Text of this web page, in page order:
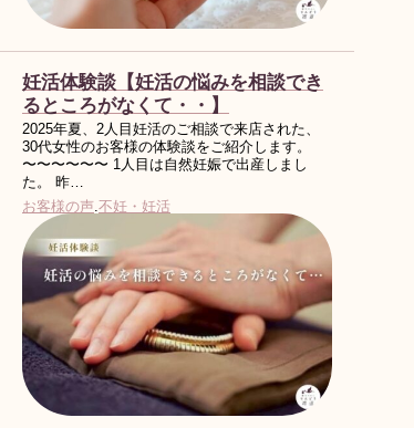
妊活体験談【妊活の悩みを相談でき
るところがなくて・・】
2025年夏、2人目妊活のご相談で来店された、
30代女性のお客様の体験談をご紹介します。
〜〜〜〜〜〜 1人目は自然妊娠で出産しまし
た。 昨…
お客様の声 不妊・妊活